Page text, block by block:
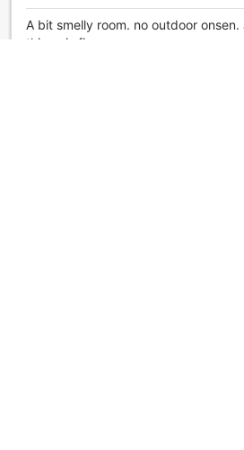
A bit smelly room. no outdoor
things is fine.